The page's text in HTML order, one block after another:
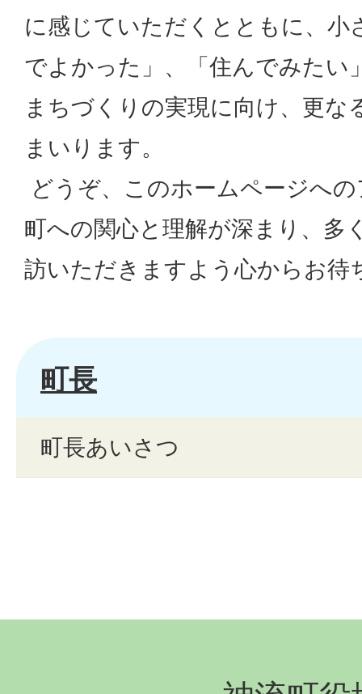
に感じていただくとともに、小
でよかった」、「住んでみたい
まちづくりの実現に向け、更な
まいります。
どうぞ、このホームページへ
町への関心と理解が深まり、多
訪いただきますよう心からお待
町長
町長あいさつ